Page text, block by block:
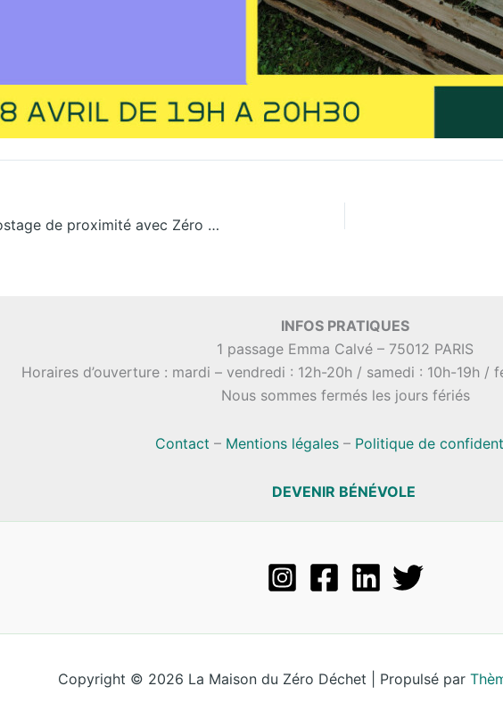
Atelier biodéchets et compostage de proximité avec Zéro Waste Paris
INFOS PRATIQUES
1 passage Emma Calvé – 75012 PARIS
Horaires d’ouverture : mardi – vendredi : 12h-20h / samedi : 10h-19h /
Nous sommes fermés les jours fériés
Contact – Mentions légales– Politique de
DEVENIR BÉNÉVOLE
Copyright © 2026 La Maison du Zéro Déchet | Propulsé par